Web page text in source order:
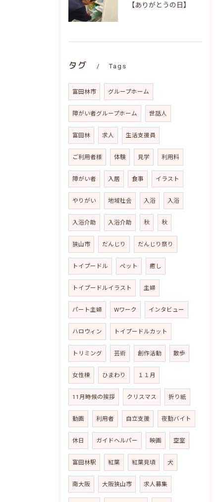
【ありがとうの日】
タグ Tags
富田林市 グループホーム
障がい者グループホーム 世話人
富田林 求人 生活支援員
ご利用者様 体験 見学 利用料
障がい者 入居 食事 イラスト
やりがい 地域社会 入浴 入浴
入浴介助 入浴介助 秋 秋
狭山市 だんじり だんじり祭り
トイプードル ペット 癒し
トイプードルイラスト 主婦
パート主婦 Wワーク インタビュー
ハロウィン トイプードルカット
トリミング 芸術 創作活動 散歩
女性棟 ひまわり １１月
11月時候の挨拶 クリスマス 折り紙
動画 利用者 自立支援 夜勤バイト
休日 ガイドヘルパー 映画 空室
富田林駅 紅葉 紅葉見頃 犬
南大阪 大阪狭山市 求人募集